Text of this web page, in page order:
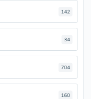
142
34
704
160